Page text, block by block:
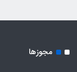
مجوزها